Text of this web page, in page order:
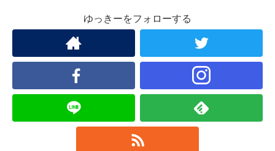
ゆっきーをフォローする